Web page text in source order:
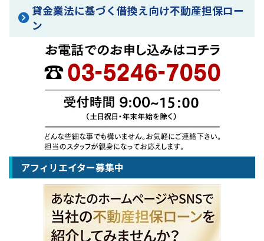
貸金業法に基づく借換え向け不動産担保ロー
ン
アフィリエイター募集中